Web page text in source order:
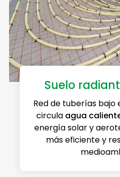
Suelo
Red de tuberías bajo
circula agua
energía solar y
más eficiente y